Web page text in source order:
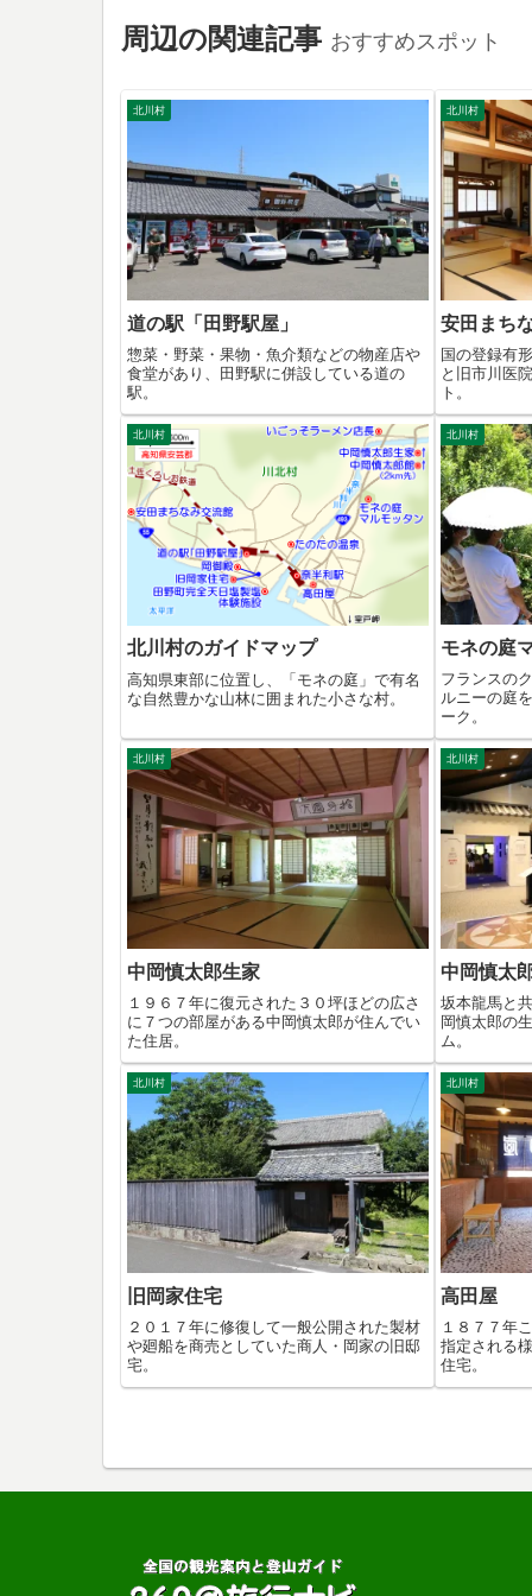
周辺の関連記事 おすすめスポット
北川村
道の駅「田野駅屋」
惣菜・野菜・果物・魚介類などの物産店や
食堂があり、田野駅に併設している道の
駅。
北川村
安田まち
国の登録有
と旧市川医
ト。
北川村
北川村のガイドマップ
高知県東部に位置し、「モネの庭」で有名
な自然豊かな山林に囲まれた小さな村。
北川村
モネの庭
フランスの
ルニーの庭
ーク。
北川村
中岡慎太郎生家
１９６７年に復元された３０坪ほどの広さ
に７つの部屋がある中岡慎太郎が住んでい
た住居。
北川村
中岡慎太
坂本龍馬と
岡慎太郎の
ム。
北川村
旧岡家住宅
２０１７年に修復して一般公開された製材
や廻船を商売としていた商人・岡家の旧邸
宅。
北川村
高田屋
１８７７年
指定される
住宅。